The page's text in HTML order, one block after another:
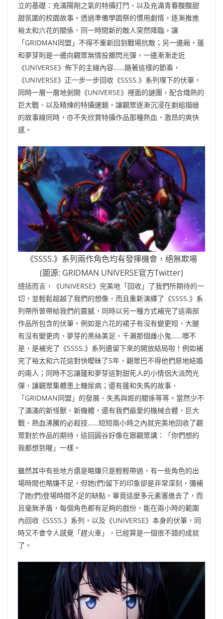
立的基礎：充滿陽剛之氣的特攝打鬥、以及充滿青春酸酸甜
甜氛圍的校園故事。透過準備學園祭的慣用劇情，逐漸推進
裕太和六花的關係、同一時間新的敵人突然降臨，讓
「GRIDMAN同盟」不得不重新回到戰場抗敵；另一邊廂，蓬
和夢芽則是一邊向觀眾無情投擲閃光彈，一邊漸漸走近
《UNIVERSE》佈下的主線內容……隨著這樣的節奏，
《UNIVERSE》正一步一步回收《SSSS.》系列埋下的伏筆，
同時一層一層地剝開《UNIVERSE》裡面的謎團，配合熾熱的
巨大戰、以及精煉的特攝運鏡，讓觀眾逐漸沉浸在劇組描繪
的故事線同時，亦不失欣賞特攝作品那種熱血、激昂的爽快
感。
《SSSS.》系列兩作角色均有發揮機會，絕無欺場
(圖源: GRIDMAN UNIVERSE官方Twitter)
總括而言，《UNIVERSE》完美地「回收」了我們所期待的一
切，並輕鬆超越了我們的想像，而且重新演繹了《SSSS.》系
列帶所曾帶給我們的震撼，同時以另一種方式補完了這兩部
作品所包含的伏筆。例如是六花的裙子有沒有變更短、大腿
有沒有變更肉、夢芽的黑絲美足、千瀨那個雌小鬼……噢不
是，是補完了《SSSS.》系列遺留下來的開放結局啦！例如補
完了裕太和六花這對快曖昧了5年，觀眾巴不得他們原地結婚
的兩人；同時不忘讓蓬和夢芽這對甜死人的小情侶大派閃光
彈，讓觀眾集體患上糖尿病；還有蓬和失馬的故事、
「GRIDMAN同盟」的發展、失馬與姬的關係等等。當然少不
了滿滿的新怪獸、新機體，還有我們最愛的機械合體、巨大
戰、熱血沸騰的必殺技……短短兩小時之內就完美地回收了觀
眾對於作品的期待，這回圓谷好像在跟觀眾講：「你們想的
我都想到喔」一樣。
雖然其中有些地方還是略嫌只是輕輕帶過，有一些角色的出
場時間也略嫌不足，但她(們)留下的印象卻是非常深刻，彌補
了她(們)登場時間不足的缺點。畢竟這麼多元素塞進去了，而
且毫無矛盾，每個角色都有足夠的戲份，能在兩小時的範圍
內回收《SSSS.》系列，以及《UNIVERSE》本身的伏筆，同
時又不會令人感覺「趕火車」，已經算是一個很不錯的成就
了。